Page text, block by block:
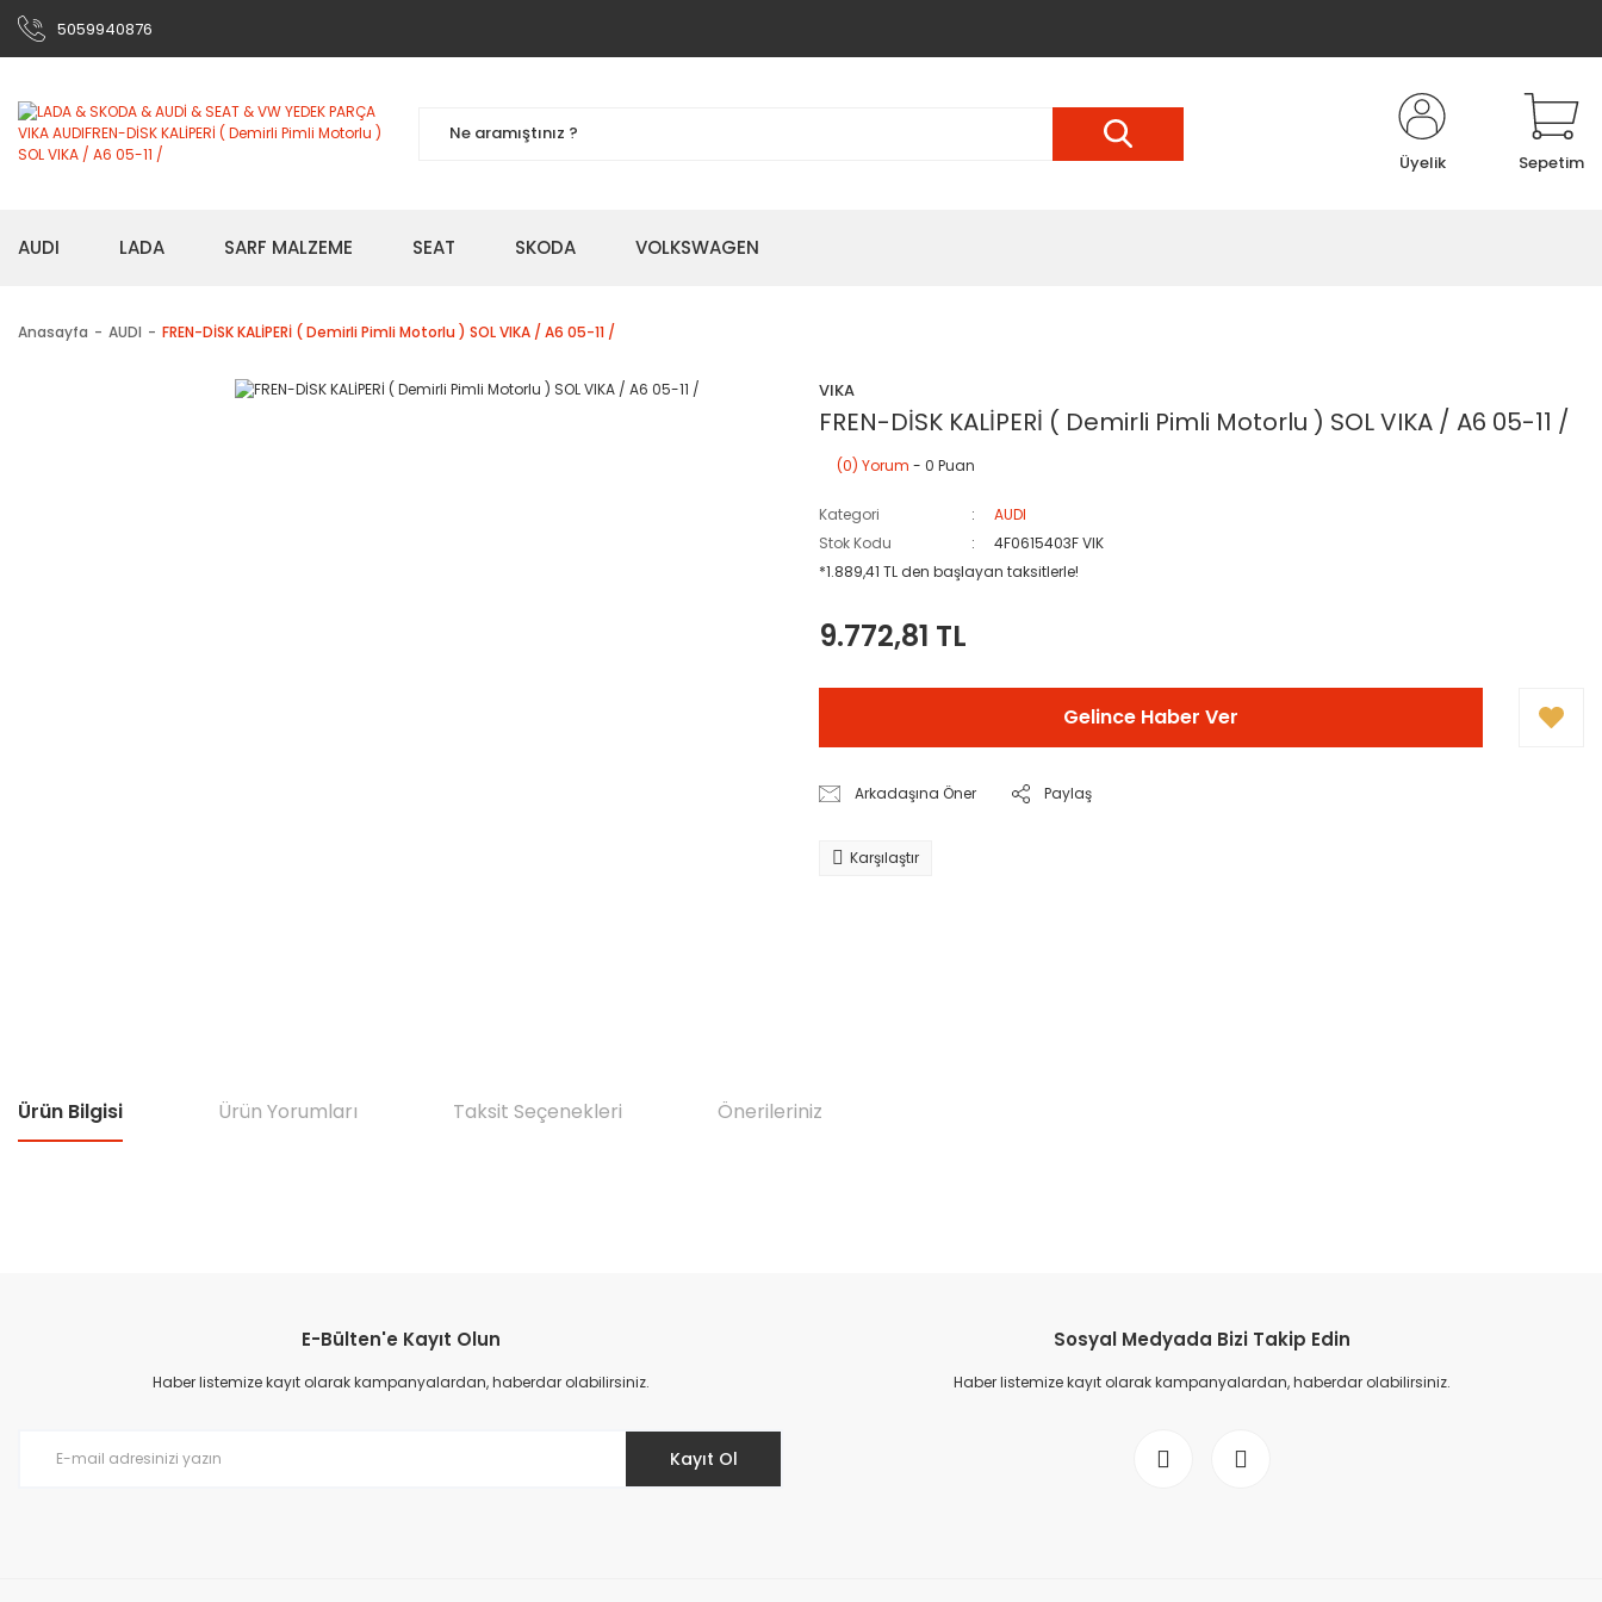
5059940876
Üyelik Sepetim
AUDI LADA SARF MALZEME SEAT SKODA VOLKSWAGEN
Anasayfa AUDI FREN-DİSK KALİPERİ ( Demirli Pimli Motorlu ) SOL VIKA / A6 05-11 /
VIKA
FREN-DİSK KALİPERİ ( Demirli Pimli Motorlu ) SOL VIKA / A6 05-11 /
(0) Yorum - 0 Puan
Kategori
AUDI
Stok Kodu
4F0615403F VIK
*1.889,41 TL den başlayan taksitlerle!
9.772,81 TL
Gelince Haber Ver
Arkadaşına Öner Paylaş
Karşılaştır
Ürün Bilgisi Ürün Yorumları Taksit Seçenekleri Önerileriniz
Ürün resmi kalitesiz, bozuk veya görüntülenemiyor.
Ürün açıklamasında eksik bilgiler bulunuyor.
E-Bülten'e Kayıt Olun
Haber listemize kayıt olarak kampanyalardan, haberdar olabilirsiniz.
Kayıt Ol
Sosyal Medyada Bizi Takip Edin
Haber listemize kayıt olarak kampanyalardan, haberdar olabilirsiniz.